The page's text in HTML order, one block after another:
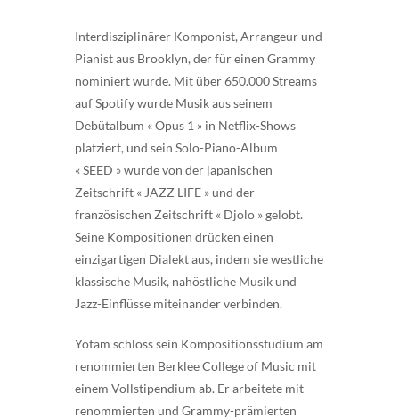
Interdisziplinärer Komponist, Arrangeur und
Pianist aus Brooklyn, der für einen Grammy
nominiert wurde. Mit über 650.000 Streams
auf Spotify wurde Musik aus seinem
Debütalbum « Opus 1 » in Netflix-Shows
platziert, und sein Solo-Piano-Album
« SEED » wurde von der japanischen
Zeitschrift « JAZZ LIFE » und der
französischen Zeitschrift « Djolo » gelobt.
Seine Kompositionen drücken einen
einzigartigen Dialekt aus, indem sie westliche
klassische Musik, nahöstliche Musik und
Jazz-Einflüsse miteinander verbinden.
Yotam schloss sein Kompositionsstudium am
renommierten Berklee College of Music mit
einem Vollstipendium ab. Er arbeitete mit
renommierten und Grammy-prämierten